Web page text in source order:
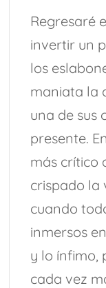
Regresaré
invertir un
los
maniata la
una de sus
presente.
más crítico
crispado la
cuando
inmersos
y lo ínfimo,
cada vez